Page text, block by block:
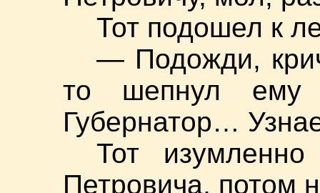
Тот подошел к
— Подожди,
то шепнул
Губернатор…
Тот
Петровича, потом